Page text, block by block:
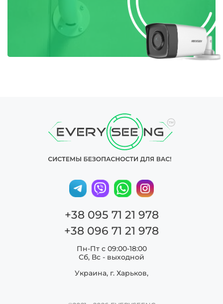
+38 095 71 21 978
+38 096 71 21 978
Пн-Пт с 09:00-18:00
Сб, Вс - выходной
Украина, г. Харьков,